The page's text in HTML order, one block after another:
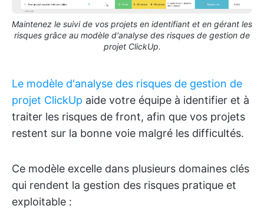
Maintenez le suivi de vos projets en identifiant et en gérant les
risques grâce au modèle d'analyse des risques de gestion de
projet ClickUp.
Le modèle d'analyse des risques de gestion de
projet ClickUp aide votre équipe à identifier et à
traiter les risques de front, afin que vos projets
restent sur la bonne voie malgré les difficultés.
Ce modèle excelle dans plusieurs domaines clés
qui rendent la gestion des risques pratique et
exploitable :